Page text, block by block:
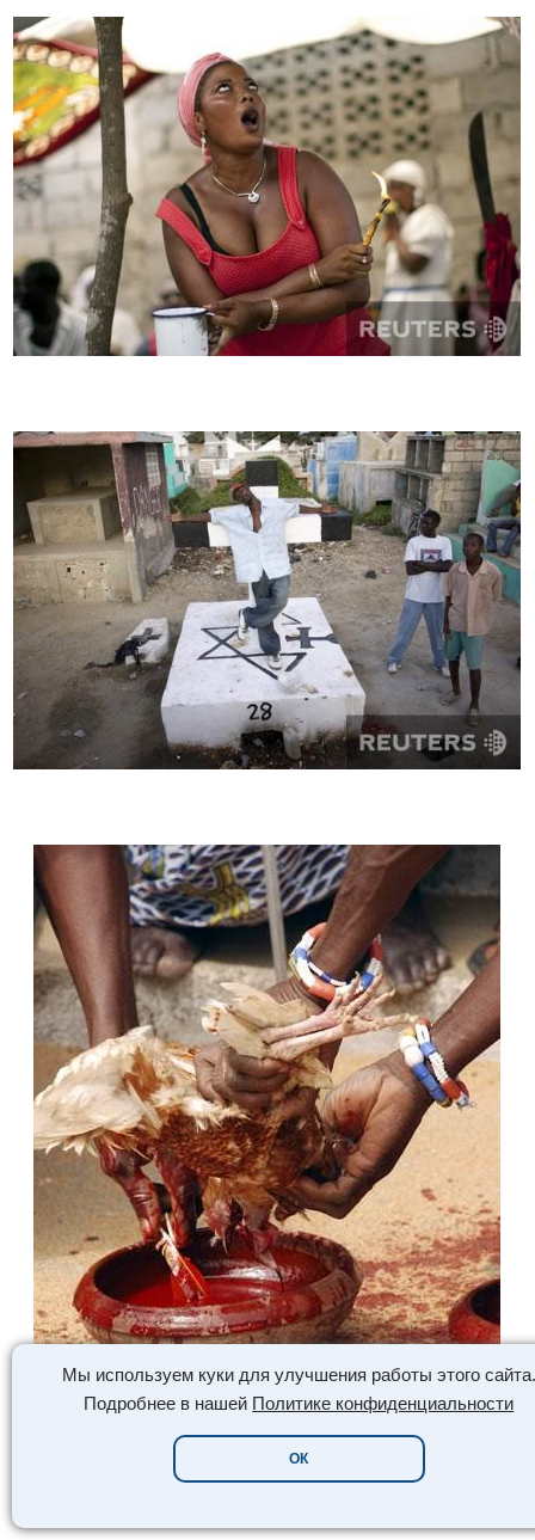
Мы используем куки для улучшения работы этого сайта.
Подробнее в нашей Политике конфиденциальности
ОК